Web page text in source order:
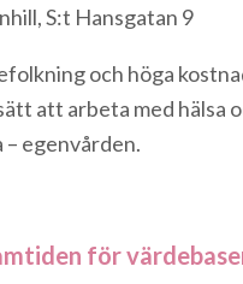
S:t Hansgatan 9
och höga
att arbeta med hälsa
– egenvården.
för